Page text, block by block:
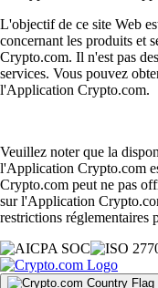
L'objectif de ce site Web
concernant les produits et
Crypto.com. Il n'est pas
services. Vous pouvez
l'Application Crypto.com.
Veuillez noter que la
l'Application Crypto.com
Crypto.com peut ne pas
sur l'Application
restrictions réglementaires